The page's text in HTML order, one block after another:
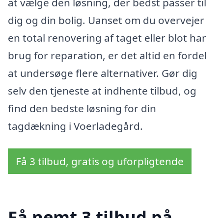
dig og din bolig. Uanset om du overvejer
en total renovering af taget eller blot har
brug for reparation, er det altid en fordel
at undersøge flere alternativer. Gør dig
selv den tjeneste at indhente tilbud, og
find den bedste løsning for din
tagdækning i Voerladegård.
Få 3 tilbud, gratis og uforpligtende